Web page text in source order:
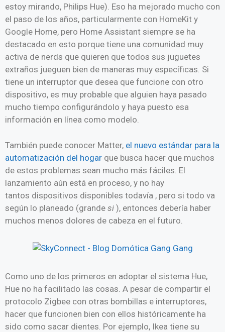
estoy mirando, Philips Hue). Eso ha mejorado mucho con
el paso de los años, particularmente con HomeKit y
Google Home, pero Home Assistant siempre se ha
destacado en esto porque tiene una comunidad muy
activa de nerds que quieren que todos sus juguetes
extraños jueguen bien de maneras muy específicas. Si
tiene un interruptor que desea que funcione con otro
dispositivo, es muy probable que alguien haya pasado
mucho tiempo configurándolo y haya puesto esa
información en línea como modelo.
También puede conocer Matter, el nuevo estándar para la
automatización del hogar que busca hacer que muchos
de estos problemas sean mucho más fáciles. El
lanzamiento aún está en proceso, y no hay
tantos dispositivos disponibles todavía , pero si todo va
según lo planeado (grande si ), entonces debería haber
muchos menos dolores de cabeza en el futuro.
Como uno de los primeros en adoptar el sistema Hue,
Hue no ha facilitado las cosas. A pesar de compartir el
protocolo Zigbee con otras bombillas e interruptores,
hacer que funcionen bien con ellos históricamente ha
sido como sacar dientes. Por ejemplo, Ikea tiene su